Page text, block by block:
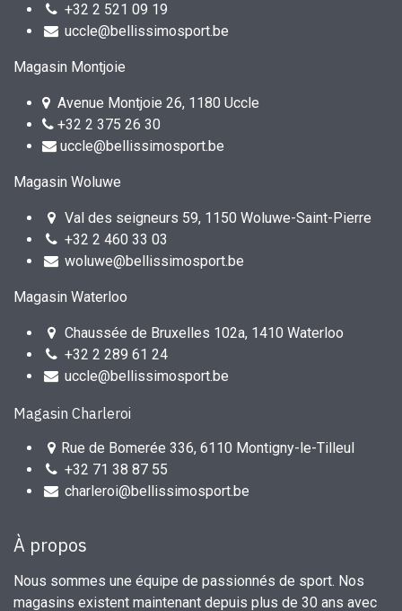
+32 2 521 09 19
uccle@bellissimosport.be
Magasin Montjoie
Avenue Montjoie 26, 1180 Uccle
+32 2 375 26 30
uccle@bellissimosport.be
Magasin Woluwe
Val des seigneurs 59, 1150 Woluwe-Saint-Pierre
+32 2 460 33 03
woluwe@bellissimosport.be
Magasin Waterloo
Chaussée de Bruxelles 102a, 1410 Waterloo
+32 2 289 61 24
uccle@bellissimosport.be
Magasin Charleroi
Rue de Bomerée 336, 6110 Montigny-le-Tilleul
+32 71 38 87 55
charleroi@bellissimosport.be
À propos
Nous sommes une équipe de passionnés de sport. Nos
magasins existent maintenant depuis plus de 30 ans avec